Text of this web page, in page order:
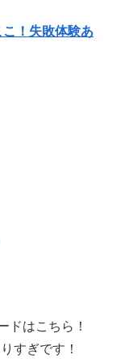
！失敗体験あ
はこちら！
すぎです！